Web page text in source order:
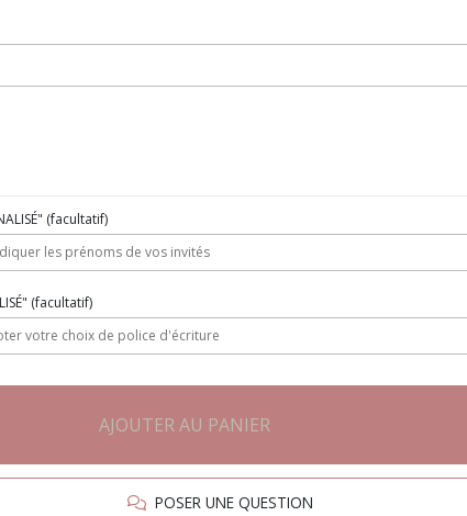
(facultatif)
(facultatif)
AJOUTER AU PANIER
POSER UNE QUESTION